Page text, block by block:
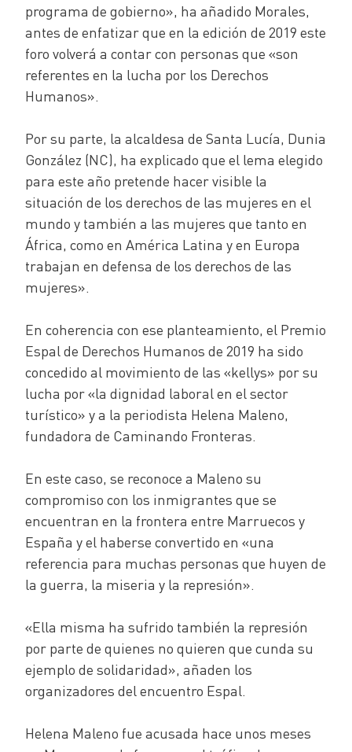
programa de gobierno», ha añadido Morales,
antes de enfatizar que en la edición de 2019 este
foro volverá a contar con personas que «son
referentes en la lucha por los Derechos
Humanos».
Por su parte, la alcaldesa de Santa Lucía, Dunia
González (NC), ha explicado que el lema elegido
para este año pretende hacer visible la
situación de los derechos de las mujeres en el
mundo y también a las mujeres que tanto en
África, como en América Latina y en Europa
trabajan en defensa de los derechos de las
mujeres».
En coherencia con ese planteamiento, el Premio
Espal de Derechos Humanos de 2019 ha sido
concedido al movimiento de las «kellys» por su
lucha por «la dignidad laboral en el sector
turístico» y a la periodista Helena Maleno,
fundadora de Caminando Fronteras.
En este caso, se reconoce a Maleno su
compromiso con los inmigrantes que se
encuentran en la frontera entre Marruecos y
España y el haberse convertido en «una
referencia para muchas personas que huyen de
la guerra, la miseria y la represión».
«Ella misma ha sufrido también la represión
por parte de quienes no quieren que cunda su
ejemplo de solidaridad», añaden los
organizadores del encuentro Espal.
Helena Maleno fue acusada hace unos meses